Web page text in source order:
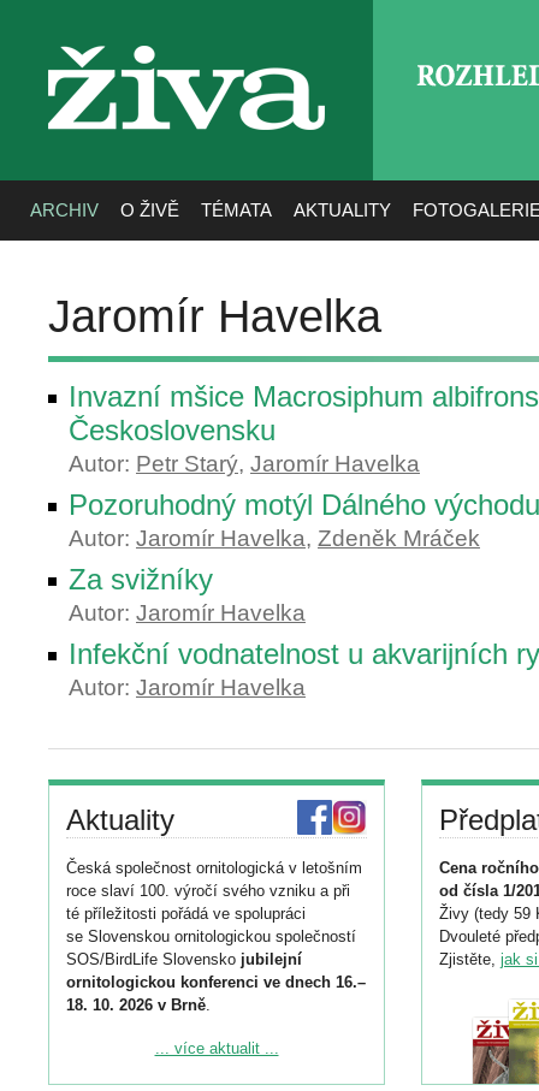
živa
ARCHIV O ŽIVĚ TÉMATA AKTUALITY
Jaromír Havelka
Invazní mšice Macrosiphum
Československu
Autor: Petr Starý, Jaromír Havelka
Pozoruhodný motýl Dálného východu
Autor: Jaromír Havelka, Zdeněk Mráček
Za svižníky
Autor: Jaromír Havelka
Infekční vodnatelnost u akvarijních
Autor: Jaromír Havelka
Aktuality
Česká společnost ornitologická v letošním
roce slaví 100. výročí svého vzniku a při
té příležitosti pořádá ve spolupráci
se Slovenskou ornitologickou společností
SOS/BirdLife Slovensko jubilejní
ornitologickou konferenci ve dnech 16.–
18. 10. 2026 v Brně.
Podrobnější informace ke konferenci
... více aktualit ...
Cena
od čísla 1/
Živy (tedy 59
Dvouleté
Zjistěte, jak